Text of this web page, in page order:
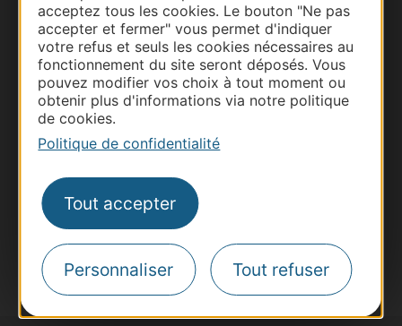
acceptez tous les cookies. Le bouton "Ne pas
accepter et fermer" vous permet d'indiquer
votre refus et seuls les cookies nécessaires au
fonctionnement du site seront déposés. Vous
pouvez modifier vos choix à tout moment ou
obtenir plus d'informations via notre politique
de cookies.
Politique de confidentialité
Tout accepter
Personnaliser Tout refuser
Thermalisme
Business/Mice
Pros d'Occitanie
Site presse et d'influence
Voyagistes
Inscrivez-vous à la lettre d'information
Destination Occitanie pour recevoir des
suggestions de séjours, de visites et de sorties.
Je m'abonne